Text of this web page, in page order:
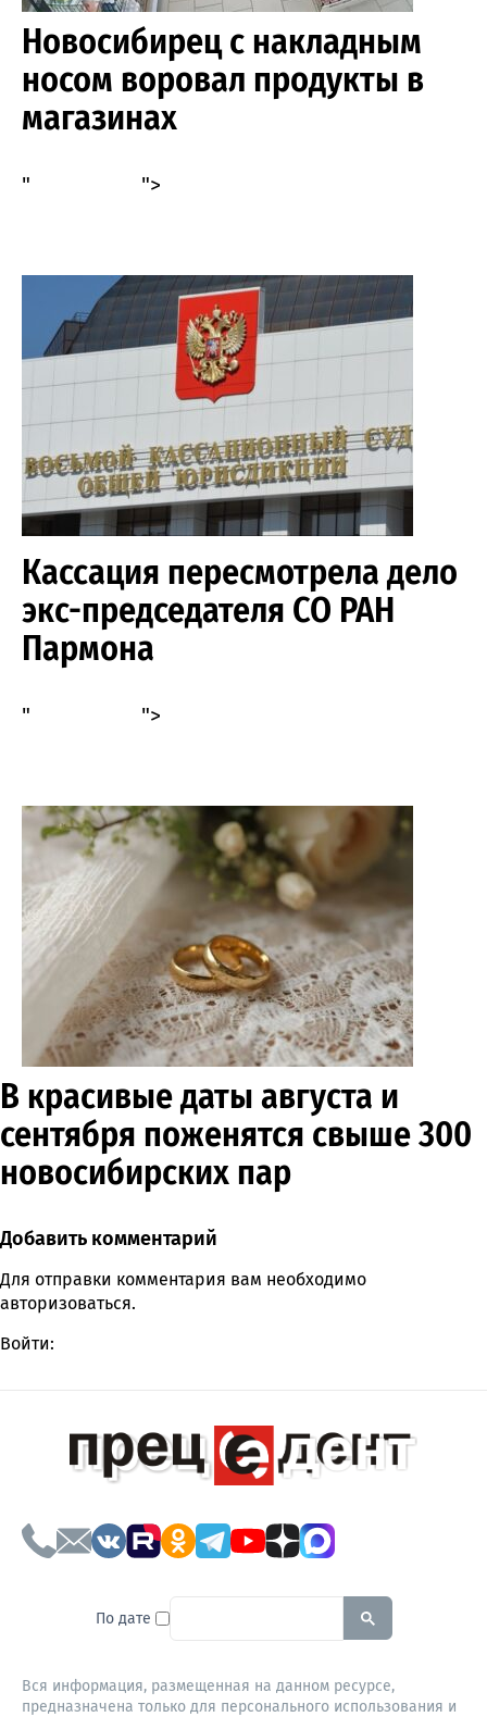
Новосибирец с накладным
носом воровал продукты в
магазинах
" ">
Кассация пересмотрела дело
экс-председателя СО РАН
Пармона
" ">
В красивые даты августа и
сентября поженятся свыше 300
новосибирских пар
Comment section
Добавить комментарий
Для отправки комментария вам необходимо
авторизоваться.
Войти:
По дате To search this site, enter a
Вся информация, размещенная на данном ресурсе,
предназначена только для персонального использования и